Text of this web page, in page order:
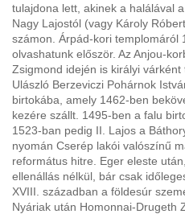
tulajdona lett, akinek a halálával
Nagy Lajostól (vagy Károly
számon. Árpád-kori templomáról
olvashatunk először. Az Anjou-
Zsigmond idején is királyi várként
Ulászló Berzeviczi Pohárnok
birtokába, amely 1462-ben
kezére szállt. 1495-ben a falu
1523-ban pedig II. Lajos a
nyomán Cserép lakói valószínű
református hitre. Eger eleste
ellenállás nélkül, bár csak
XVIII. században a földesúr
Nyáriak után Homonnai-Drugeth